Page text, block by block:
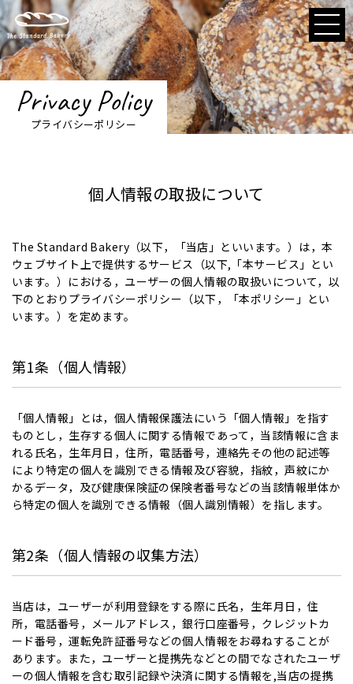
Privacy Policy
プライバシーポリシー
個人情報の取扱について
The Standard Bakery（以下，「当店」といいます。）は，本
ウェブサイト上で提供するサービス（以下,「本サービス」とい
います。）における，ユーザーの個人情報の取扱いについて，以
下のとおりプライバシーポリシー（以下，「本ポリシー」とい
います。）を定めます。
第1条（個人情報）
「個人情報」とは，個人情報保護法にいう「個人情報」を指す
ものとし，生存する個人に関する情報であって，当該情報に含ま
れる氏名，生年月日，住所，電話番号，連絡先その他の記述等
により特定の個人を識別できる情報及び容貌，指紋，声紋にか
かるデータ，及び健康保険証の保険者番号などの当該情報単体か
ら特定の個人を識別できる情報（個人識別情報）を指します。
第2条（個人情報の収集方法）
当店は，ユーザーが利用登録をする際に氏名，生年月日，住
所，電話番号，メールアドレス，銀行口座番号，クレジットカ
ード番号，運転免許証番号などの個人情報をお尋ねすることが
あります。また，ユーザーと提携先などとの間でなされたユーザ
ーの個人情報を含む取引記録や決済に関する情報を,当店の提携